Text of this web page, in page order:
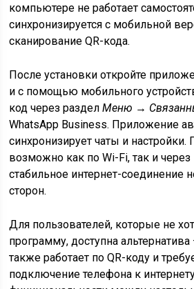
компьютере не работает
синхронизируется с мобильной
сканирование QR-кода.
После установки откройте
и с помощью мобильного
код через разделМеню →
WhatsApp Business. Приложение
синхронизирует чаты и
возможно как по Wi-Fi, так и
стабильное интернет-соединение
сторон.
Для пользователей, которые не
программу, доступна
также работает по QR-коду и
подключение телефона к